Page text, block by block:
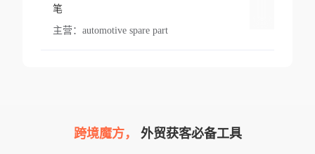
笔
主营： automotive spare part
跨境魔方， 外贸获客必备工具